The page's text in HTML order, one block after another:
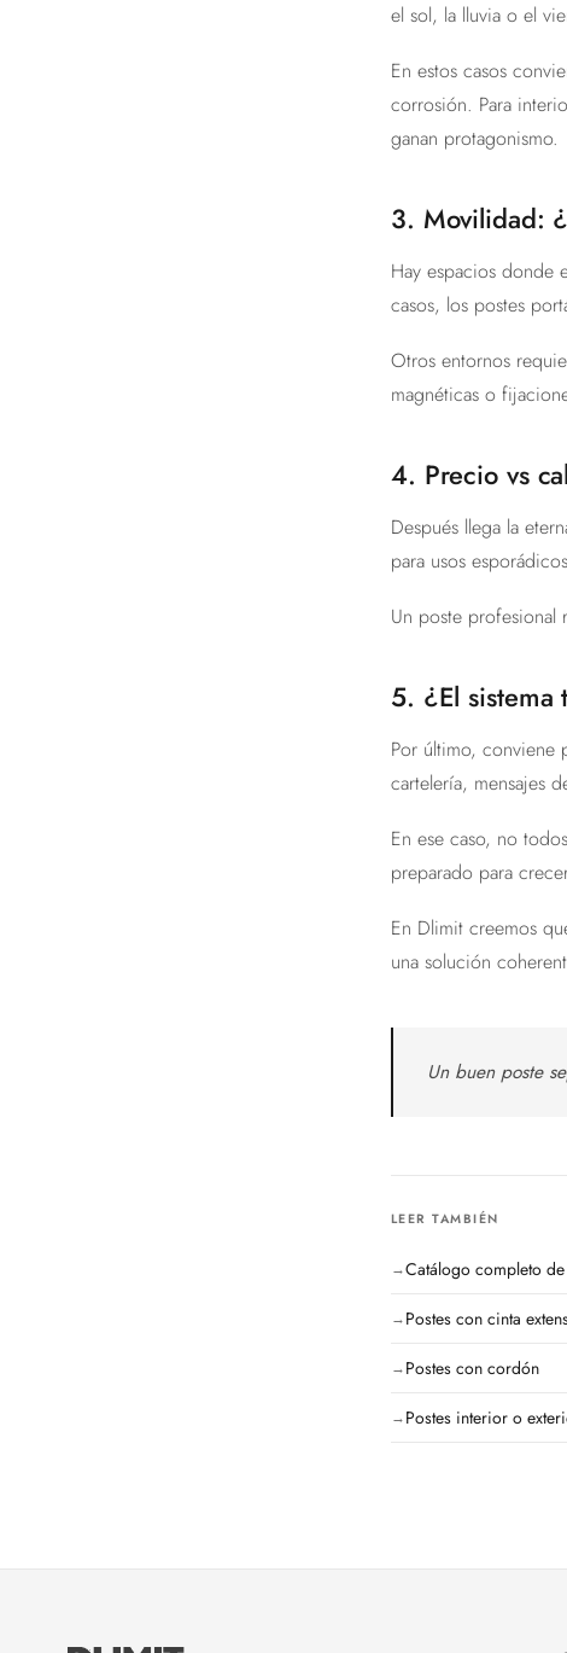
el sol, la lluvia o el
En estos casos
corrosión. Para
ganan protagonismo.
3. Movilidad:
Hay espacios donde
casos, los postes
Otros entornos
magnéticas o
4. Precio vs
Después llega la
para usos
Un poste profesional
5. ¿El
Por último, conviene
cartelería, mensajes
En ese caso, no
preparado para
En Dlimit creemos
una solución
Un buen poste
LEER TAMBIÉN
Catálogo completo
Postes con cinta
Postes con cordón
Postes interior o